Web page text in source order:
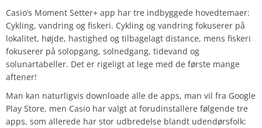
Casio’s Moment Setter+ app har tre indbyggede hovedtemaer:
Cykling, vandring og fiskeri. Cykling og vandring fokuserer på
lokalitet, højde, hastighed og tilbagelagt distance, mens fiskeri
fokuserer på solopgang, solnedgang, tidevand og
solunartabeller. Det er rigeligt at lege med de første mange
aftener!
Man kan naturligvis downloade alle de apps, man vil fra Google
Play Store, men Casio har valgt at forudinstallere følgende tre
apps, som allerede har stor udbredelse blandt udendørsfolk: